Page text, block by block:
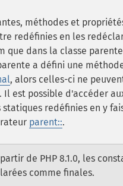
méthodes et
redéfinies en les
que dans la classe
a défini une
, alors celles-ci ne
Il est possible d'accéder
statiques redéfinies en y
parent::.
de PHP 8.1.0, les
comme finales.